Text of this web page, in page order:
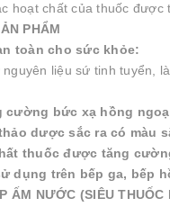
hoạt chất của thuốc
PHẨM
toàn cho sức khỏe:
liệu sứ tinh tuyển,
cường bức xạ hồng
dược sắc ra có màu
thuốc được tăng
dụng trên bếp ga, bếp
ẤM NƯỚC (SIÊU THUỐC